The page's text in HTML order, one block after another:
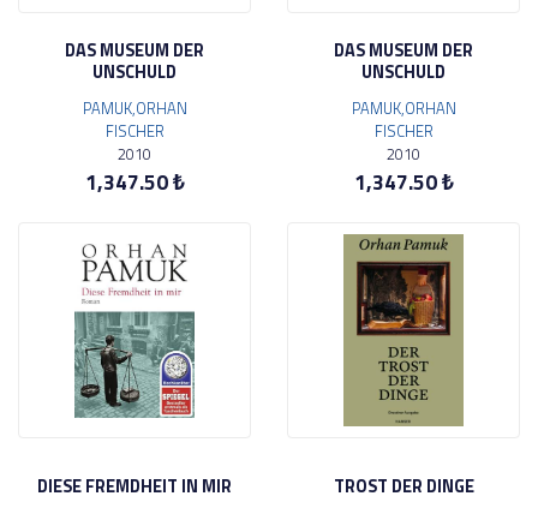
DAS MUSEUM DER
UNSCHULD
PAMUK,ORHAN
FISCHER
2010
1,347.50 ₺
DAS MUSEUM DER
UNSCHULD
PAMUK,ORHAN
FISCHER
2010
1,347.50 ₺
DIESE FREMDHEIT IN MIR TROST DER DINGE